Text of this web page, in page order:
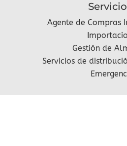
Agente de Compras
Gestión de
Servicios de